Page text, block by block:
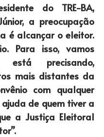
do TRE-BA,
a preocupação
é alcançar o eleitor.
Para isso, vamos
precisando,
mais distantes da
com qualquer
de quem tiver a
a Justiça Eleitoral